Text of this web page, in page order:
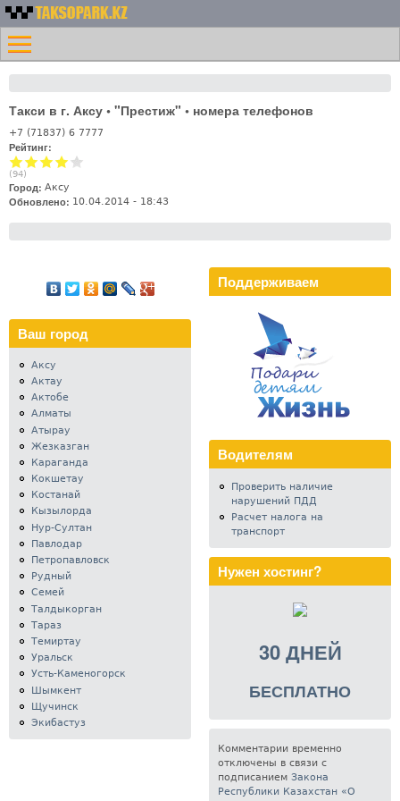
содержанию
Номера
такси
Казахстана -
Таксопарк.KZ
Меню
Главная
Контакты
Такси в г. Аксу • "Престиж" • номера телефонов
+7 (71837) 6 7777
Рейтинг:
(94)
Город: Аксу
Обновлено: 10.04.2014 - 18:43
Ваш город
Аксу
Актау
Актобе
Алматы
Атырау
Жезказган
Караганда
Кокшетау
Костанай
Кызылорда
Нур-Султан
Павлодар
Петропавловск
Рудный
Семей
Талдыкорган
Тараз
Темиртау
Уральск
Усть-Каменогорск
Шымкент
Щучинск
Экибастуз
Поддерживаем
Водителям
Проверить наличие
нарушений ПДД
Расчет налога на
транспорт
Нужен хостинг?
30 ДНЕЙ
БЕСПЛАТНО
Комментарии временно
отключены в связи с
подписанием Закона
Республики Казахстан «О